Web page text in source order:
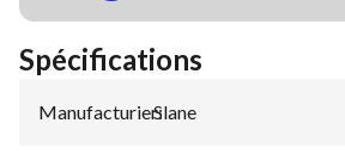
Spécifications
Manufacturier:
Slane